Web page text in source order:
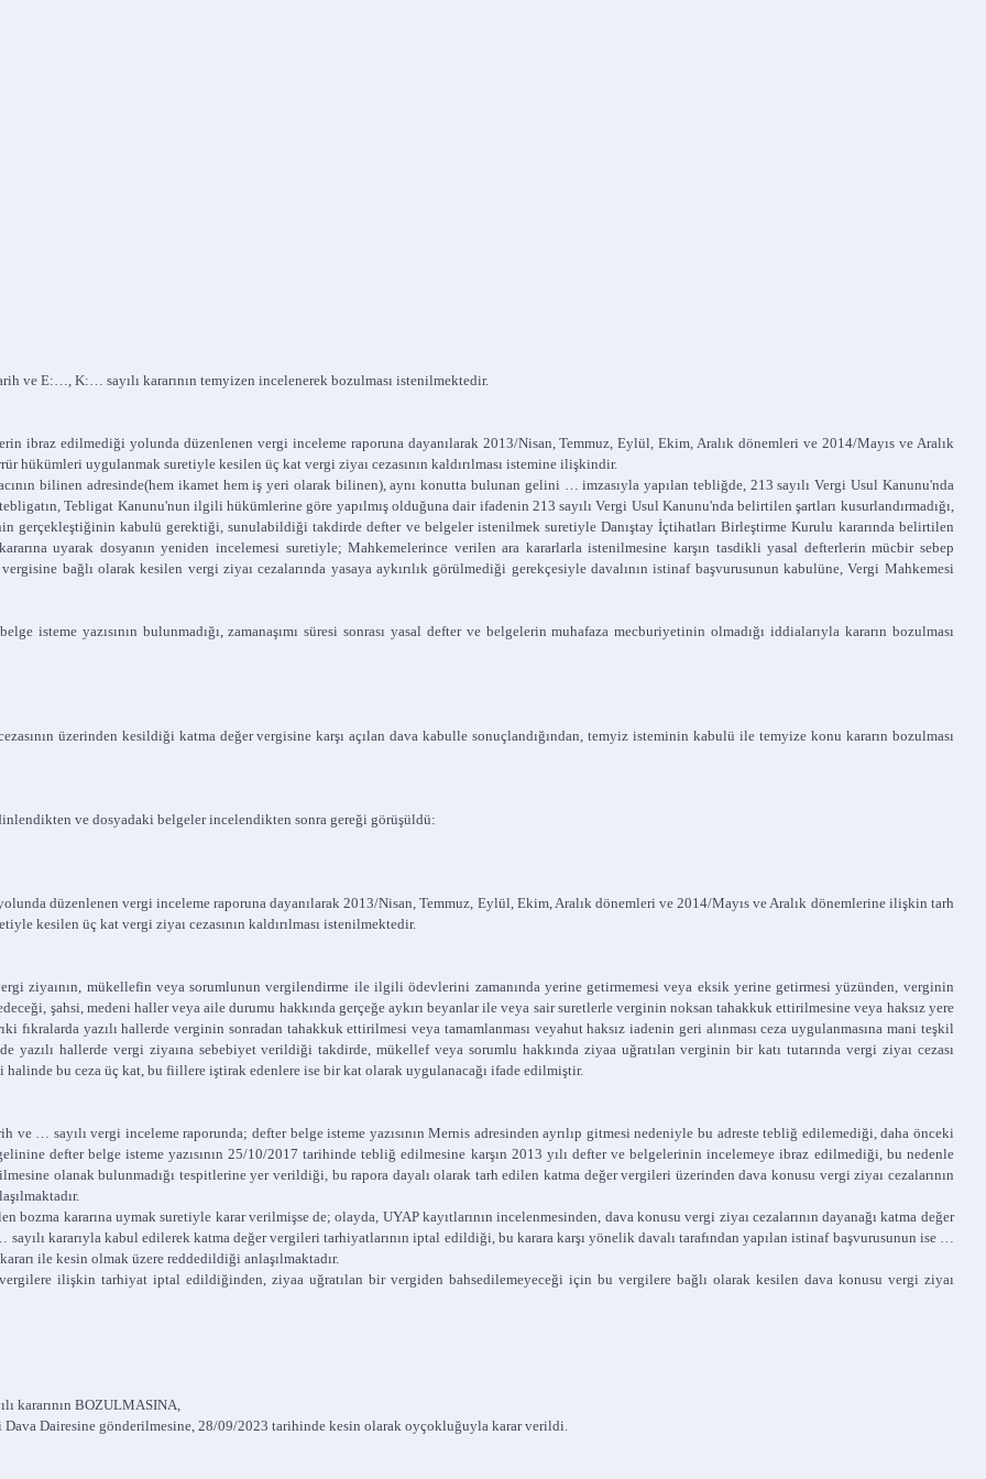
ve E:…, K:… sayılı kararının temyizen incelenerek bozulması istenilmektedir.
ibraz edilmediği yolunda düzenlenen vergi inceleme raporuna dayanılarak 2013/Nisan, Temmuz, Eylül, Ekim, Aralık dönemleri ve 2014/Mayıs ve Aralık
hükümleri uygulanmak suretiyle kesilen üç kat vergi ziyaı cezasının kaldırılması istemine ilişkindir.
bilinen adresinde(hem ikamet hem iş yeri olarak bilinen), aynı konutta bulunan gelini … imzasıyla yapılan tebliğde, 213 sayılı Vergi Usul Kanunu'nda
Tebligat Kanunu'nun ilgili hükümlerine göre yapılmış olduğuna dair ifadenin 213 sayılı Vergi Usul Kanunu'nda belirtilen şartları kusurlandırmadığı,
gerçekleştiğinin kabulü gerektiği, sunulabildiği takdirde defter ve belgeler istenilmek suretiyle Danıştay İçtihatları Birleştirme Kurulu kararında belirtilen
uyarak dosyanın yeniden incelemesi suretiyle; Mahkemelerince verilen ara kararlarla istenilmesine karşın tasdikli yasal defterlerin mücbir sebep
bağlı olarak kesilen vergi ziyaı cezalarında yasaya aykırılık görülmediği gerekçesiyle davalının istinaf başvurusunun kabulüne, Vergi Mahkemesi
yazısının bulunmadığı, zamanaşımı süresi sonrası yasal defter ve belgelerin muhafaza mecburiyetinin olmadığı iddialarıyla kararın bozulması
üzerinden kesildiği katma değer vergisine karşı açılan dava kabulle sonuçlandığından, temyiz isteminin kabulü ile temyize konu kararın bozulması
ve dosyadaki belgeler incelendikten sonra gereği görüşüldü:
düzenlenen vergi inceleme raporuna dayanılarak 2013/Nisan, Temmuz, Eylül, Ekim, Aralık dönemleri ve 2014/Mayıs ve Aralık dönemlerine ilişkin tarh
kesilen üç kat vergi ziyaı cezasının kaldırılması istenilmektedir.
ziyaının, mükellefin veya sorumlunun vergilendirme ile ilgili ödevlerini zamanında yerine getirmemesi veya eksik yerine getirmesi yüzünden, verginin
şahsi, medeni haller veya aile durumu hakkında gerçeğe aykırı beyanlar ile veya sair suretlerle verginin noksan tahakkuk ettirilmesine veya haksız yere
yazılı hallerde verginin sonradan tahakkuk ettirilmesi veya tamamlanması veyahut haksız iadenin geri alınması ceza uygulanmasına mani teşkil
yazılı hallerde vergi ziyaına sebebiyet verildiği takdirde, mükellef veya sorumlu hakkında ziyaa uğratılan verginin bir katı tutarında vergi ziyaı cezası
bu ceza üç kat, bu fiillere iştirak edenlere ise bir kat olarak uygulanacağı ifade edilmiştir.
ve … sayılı vergi inceleme raporunda; defter belge isteme yazısının Mernis adresinden ayrılıp gitmesi nedeniyle bu adreste tebliğ edilemediği, daha önceki
defter belge isteme yazısının 25/10/2017 tarihinde tebliğ edilmesine karşın 2013 yılı defter ve belgelerinin incelemeye ibraz edilmediği, bu nedenle
olanak bulunmadığı tespitlerine yer verildiği, bu rapora dayalı olarak tarh edilen katma değer vergileri üzerinden dava konusu vergi ziyaı cezalarının
bozma kararına uymak suretiyle karar verilmişse de; olayda, UYAP kayıtlarının incelenmesinden, dava konusu vergi ziyaı cezalarının dayanağı katma değer
kararıyla kabul edilerek katma değer vergileri tarhiyatlarının iptal edildiği, bu karara karşı yönelik davalı tarafından yapılan istinaf başvurusunun ise …
ile kesin olmak üzere reddedildiği anlaşılmaktadır.
ilişkin tarhiyat iptal edildiğinden, ziyaa uğratılan bir vergiden bahsedilemeyeceği için bu vergilere bağlı olarak kesilen dava konusu vergi ziyaı
kararının BOZULMASINA,
Dairesine gönderilmesine, 28/09/2023 tarihinde kesin olarak oyçokluğuyla karar verildi.